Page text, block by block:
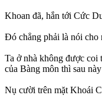
Khoan đã, hắn tới Cức
Đó chẳng phải là nói cho
Ta ở nhà không được
của Bàng môn thì sau
Nụ cười trên mặt Khoái